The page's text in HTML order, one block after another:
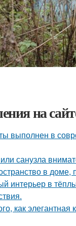
на
выполнен в
санузла
в
в
как